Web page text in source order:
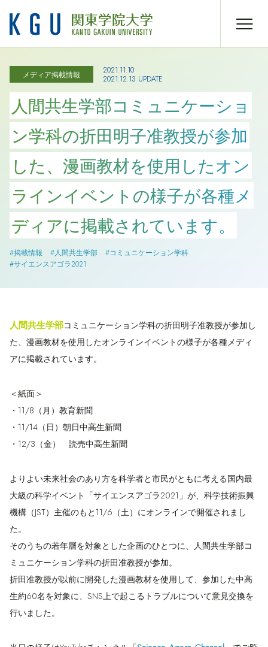
メディア掲載情報
2021.11.10
2021.12.13 UPDATE
人間共生学部コミュニケーショ
ン学科の折田明子准教授が参加
した、漫画教材を使用したオン
ラインイベントの様子が各種メ
ディアに掲載されています。
#掲載情報 #人間共生学部
#コミュニケーション学科
#サイエンスアゴラ2021
人間共生学部コミュニケーション学科の折田明子准教授が参加し
た、漫画教材を使用したオンラインイベントの様子が各種メディ
アに掲載されています。
＜紙面＞
・11/8（月）教育新聞
・11/14（日）朝日中高生新聞
・12/3（金） 読売中高生新聞
よりよい未来社会のあり方を科学者と市民がともに考える国内最
大級の科学イベント「サイエンスアゴラ2021」が、科学技術振興
機構（JST）主催のもと11/6（土）にオンラインで開催されまし
た。
そのうちの若年層を対象とした企画のひとつに、人間共生学部コ
ミュニケーション学科の折田准教授が参加。
折田准教授が以前に開発した漫画教材を使用して、参加した中高
生約60名を対象に、SNS上で起こるトラブルについて意見交換を
行いました。